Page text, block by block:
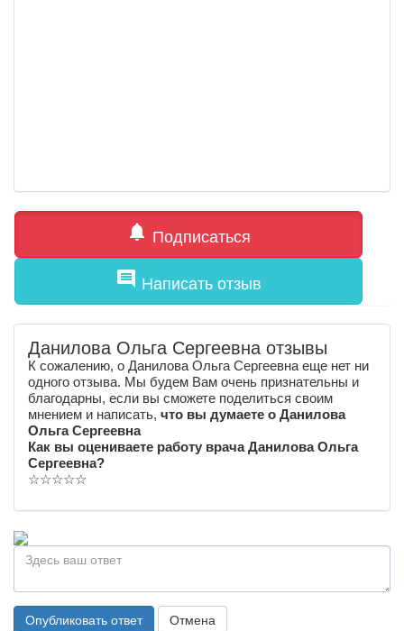
notifications Подписаться
comment Написать отзыв
Данилова Ольга Сергеевна отзывы
К сожалению, о Данилова Ольга Сергеевна еще нет ни
одного отзыва. Мы будем Вам очень признательны и
благодарны, если вы сможете поделиться своим
мнением и написать, что вы думаете о Данилова
Ольга Сергеевна
Как вы оцениваете работу врача Данилова Ольга
Сергеевна?
☆☆☆☆☆
Опубликовать ответ Отмена